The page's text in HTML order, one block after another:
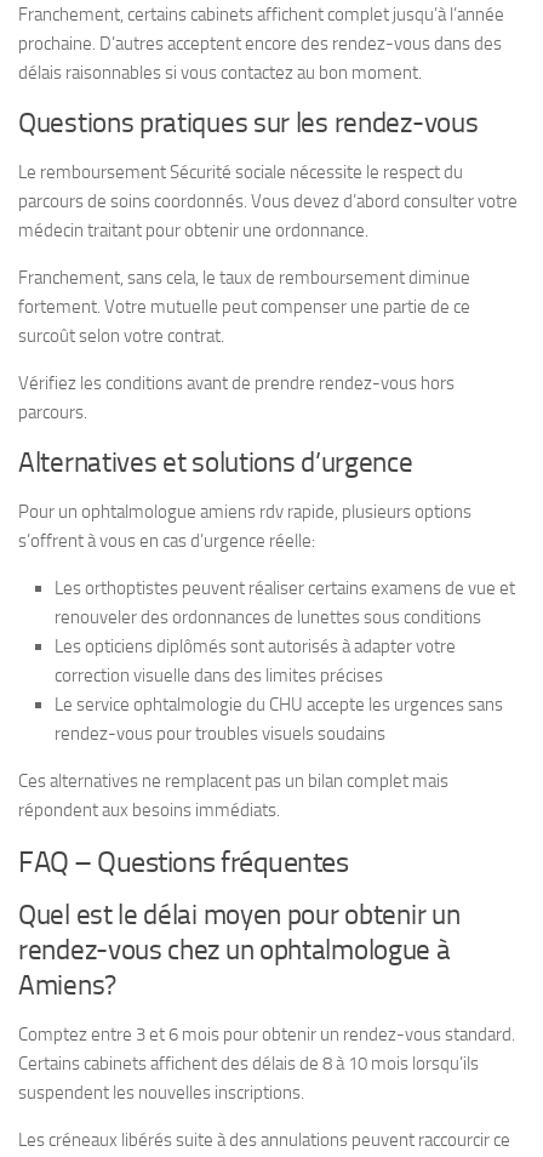
Franchement, certains cabinets affichent complet jusqu’à l’année
prochaine. D’autres acceptent encore des rendez-vous dans des
délais raisonnables si vous contactez au bon moment.
Questions pratiques sur les rendez-vous
Le remboursement Sécurité sociale nécessite le respect du
parcours de soins coordonnés. Vous devez d’abord consulter votre
médecin traitant pour obtenir une ordonnance.
Franchement, sans cela, le taux de remboursement diminue
fortement. Votre mutuelle peut compenser une partie de ce
surcoût selon votre contrat.
Vérifiez les conditions avant de prendre rendez-vous hors
parcours.
Alternatives et solutions d’urgence
Pour un ophtalmologue amiens rdv rapide, plusieurs options
s’offrent à vous en cas d’urgence réelle:
Les orthoptistes peuvent réaliser certains examens de vue et
renouveler des ordonnances de lunettes sous conditions
Les opticiens diplômés sont autorisés à adapter votre
correction visuelle dans des limites précises
Le service ophtalmologie du CHU accepte les urgences sans
rendez-vous pour troubles visuels soudains
Ces alternatives ne remplacent pas un bilan complet mais
répondent aux besoins immédiats.
FAQ – Questions fréquentes
Quel est le délai moyen pour obtenir un
rendez-vous chez un ophtalmologue à
Amiens?
Comptez entre 3 et 6 mois pour obtenir un rendez-vous standard.
Certains cabinets affichent des délais de 8 à 10 mois lorsqu’ils
suspendent les nouvelles inscriptions.
Les créneaux libérés suite à des annulations peuvent raccourcir ce